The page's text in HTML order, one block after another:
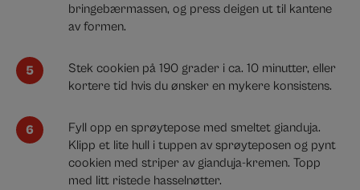
bringebærmassen, og press deigen ut til kantene
av formen.
Stek cookien på 190 grader i ca. 10 minutter, eller
kortere tid hvis du ønsker en mykere konsistens.
Fyll opp en sprøytepose med smeltet gianduja.
Klipp et lite hull i tuppen av sprøyteposen og pynt
cookien med striper av gianduja-kremen. Topp
med litt ristede hasselnøtter.